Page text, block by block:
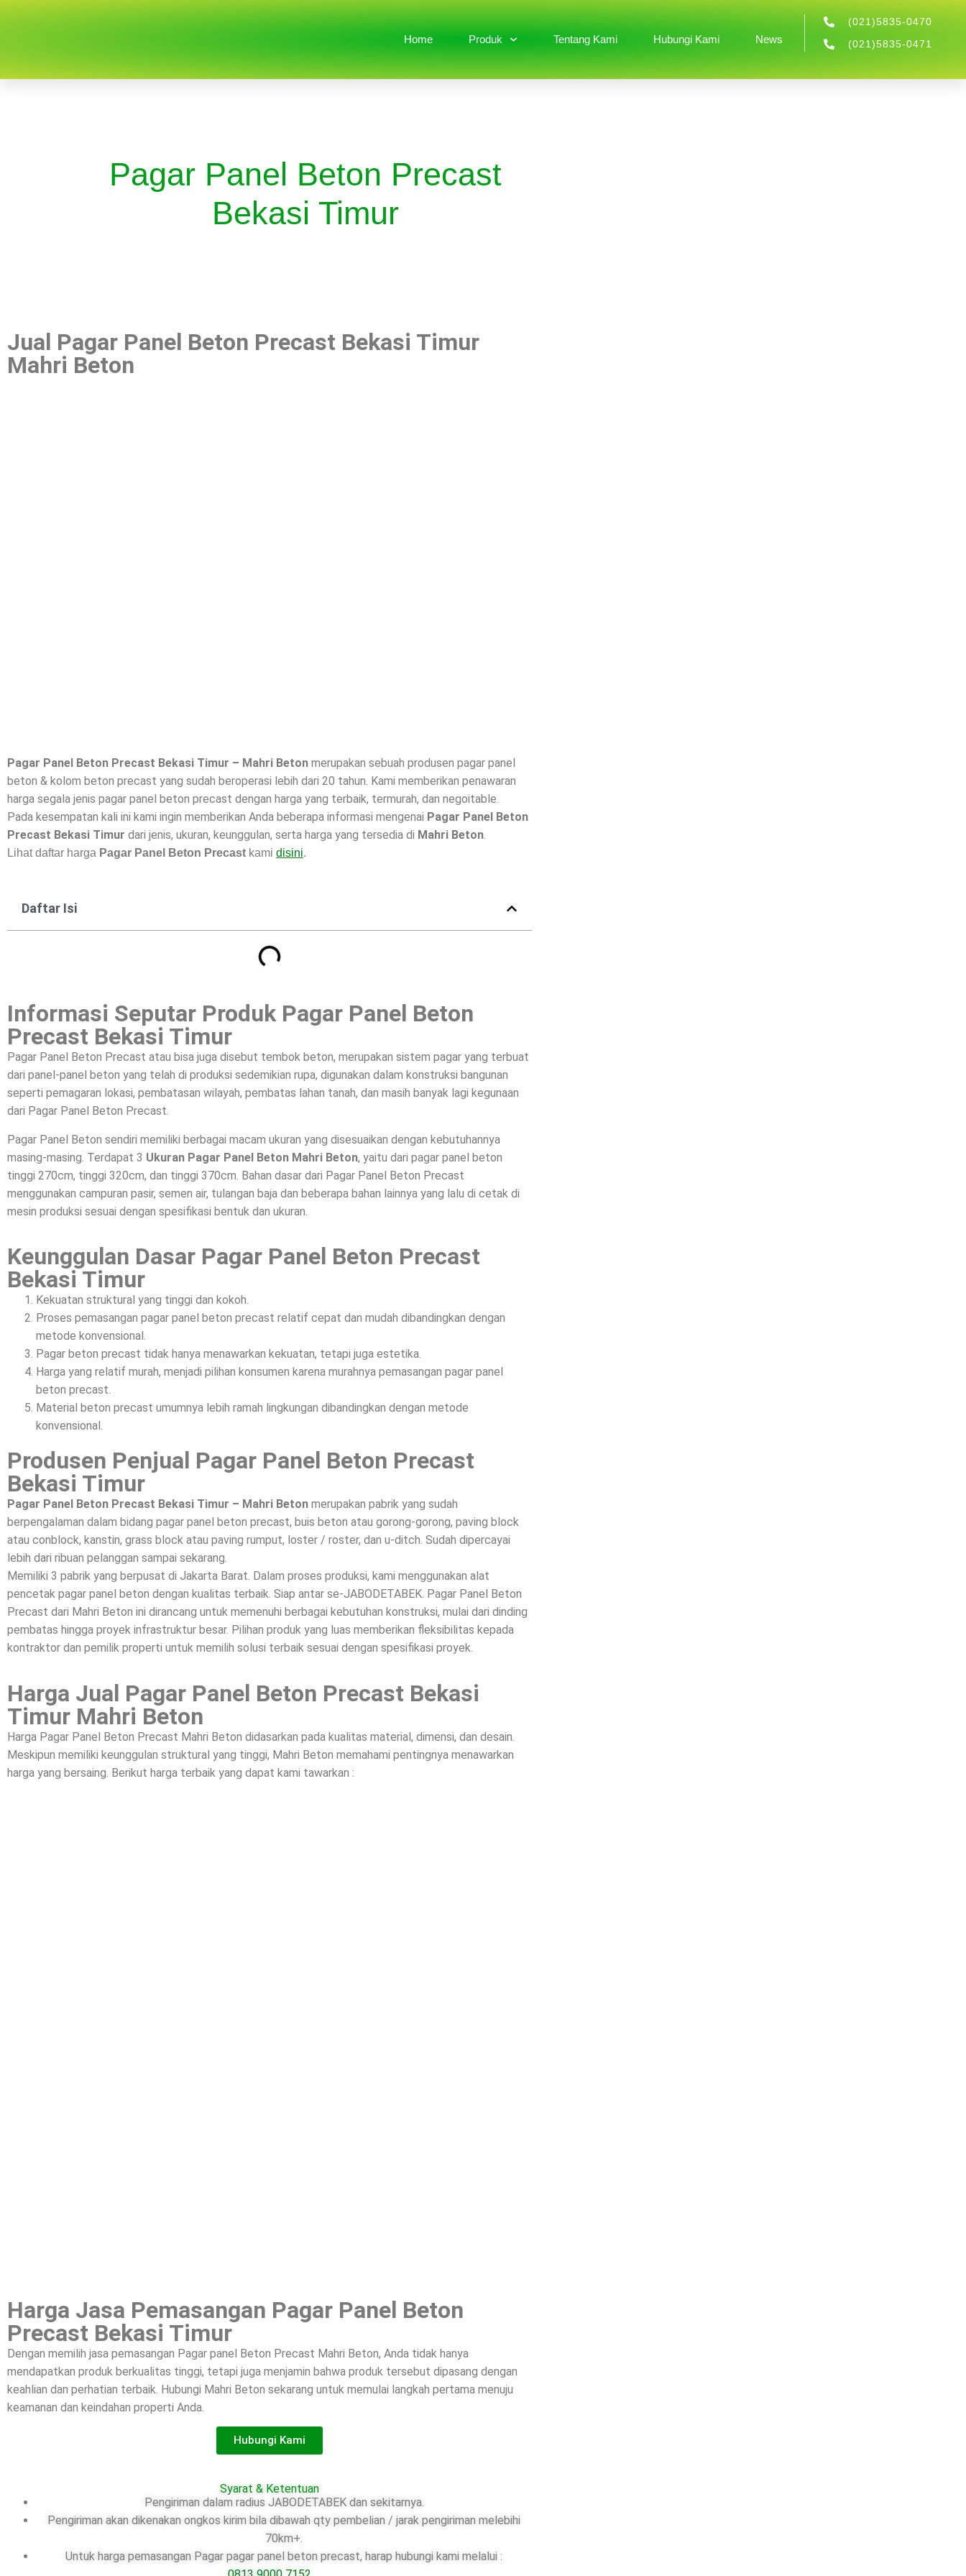
Home Produk Tentang Kami Hubungi Kami News
(021)5835-0470
(021)5835-0471
Pagar Panel Beton Precast
Bekasi Timur
Jual Pagar Panel Beton Precast Bekasi Timur
Mahri Beton
Pagar Panel Beton Precast Bekasi Timur – Mahri Beton merupakan sebuah produsen pagar panel
beton & kolom beton precast yang sudah beroperasi lebih dari 20 tahun. Kami memberikan penawaran
harga segala jenis pagar panel beton precast dengan harga yang terbaik, termurah, dan negoitable.
Pada kesempatan kali ini kami ingin memberikan Anda beberapa informasi mengenai Pagar Panel Beton
Precast Bekasi Timur dari jenis, ukuran, keunggulan, serta harga yang tersedia di Mahri Beton.
Lihat daftar harga Pagar Panel Beton Precast kami disini.
Daftar Isi
Informasi Seputar Produk Pagar Panel Beton
Precast Bekasi Timur
Pagar Panel Beton Precast atau bisa juga disebut tembok beton, merupakan sistem pagar yang terbuat
dari panel-panel beton yang telah di produksi sedemikian rupa, digunakan dalam konstruksi bangunan
seperti pemagaran lokasi, pembatasan wilayah, pembatas lahan tanah, dan masih banyak lagi kegunaan
dari Pagar Panel Beton Precast.
Pagar Panel Beton sendiri memiliki berbagai macam ukuran yang disesuaikan dengan kebutuhannya
masing-masing. Terdapat 3 Ukuran Pagar Panel Beton Mahri Beton, yaitu dari pagar panel beton
tinggi 270cm, tinggi 320cm, dan tinggi 370cm. Bahan dasar dari Pagar Panel Beton Precast
menggunakan campuran pasir, semen air, tulangan baja dan beberapa bahan lainnya yang lalu di cetak di
mesin produksi sesuai dengan spesifikasi bentuk dan ukuran.
Keunggulan Dasar Pagar Panel Beton Precast
Bekasi Timur
Kekuatan struktural yang tinggi dan kokoh.
Proses pemasangan pagar panel beton precast relatif cepat dan mudah dibandingkan dengan
metode konvensional.
Pagar beton precast tidak hanya menawarkan kekuatan, tetapi juga estetika.
Harga yang relatif murah, menjadi pilihan konsumen karena murahnya pemasangan pagar panel
beton precast.
Material beton precast umumnya lebih ramah lingkungan dibandingkan dengan metode
konvensional.
Produsen Penjual Pagar Panel Beton Precast
Bekasi Timur
Pagar Panel Beton Precast Bekasi Timur – Mahri Beton merupakan pabrik yang sudah
berpengalaman dalam bidang pagar panel beton precast, buis beton atau gorong-gorong, paving block
atau conblock, kanstin, grass block atau paving rumput, loster / roster, dan u-ditch. Sudah dipercayai
lebih dari ribuan pelanggan sampai sekarang.
Memiliki 3 pabrik yang berpusat di Jakarta Barat. Dalam proses produksi, kami menggunakan alat
pencetak pagar panel beton dengan kualitas terbaik. Siap antar se-JABODETABEK. Pagar Panel Beton
Precast dari Mahri Beton ini dirancang untuk memenuhi berbagai kebutuhan konstruksi, mulai dari dinding
pembatas hingga proyek infrastruktur besar. Pilihan produk yang luas memberikan fleksibilitas kepada
kontraktor dan pemilik properti untuk memilih solusi terbaik sesuai dengan spesifikasi proyek.
Harga Jual Pagar Panel Beton Precast Bekasi
Timur Mahri Beton
Harga Pagar Panel Beton Precast Mahri Beton didasarkan pada kualitas material, dimensi, dan desain.
Meskipun memiliki keunggulan struktural yang tinggi, Mahri Beton memahami pentingnya menawarkan
harga yang bersaing. Berikut harga terbaik yang dapat kami tawarkan :
Harga Jasa Pemasangan Pagar Panel Beton
Precast Bekasi Timur
Dengan memilih jasa pemasangan Pagar panel Beton Precast Mahri Beton, Anda tidak hanya
mendapatkan produk berkualitas tinggi, tetapi juga menjamin bahwa produk tersebut dipasang dengan
keahlian dan perhatian terbaik. Hubungi Mahri Beton sekarang untuk memulai langkah pertama menuju
keamanan dan keindahan properti Anda.
Hubungi Kami
Syarat & Ketentuan
Pengiriman dalam radius JABODETABEK dan sekitarnya.
Pengiriman akan dikenakan ongkos kirim bila dibawah qty pembelian / jarak pengiriman melebihi
70km+.
Untuk harga pemasangan Pagar pagar panel beton precast, harap hubungi kami melalui :